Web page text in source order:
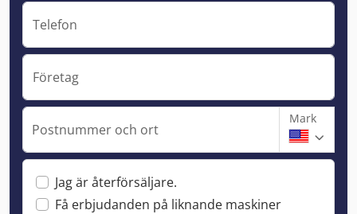
Telefon
Företag
Postnummer och ort
Mark
Jag är återförsäljare.
Få erbjudanden på liknande maskiner